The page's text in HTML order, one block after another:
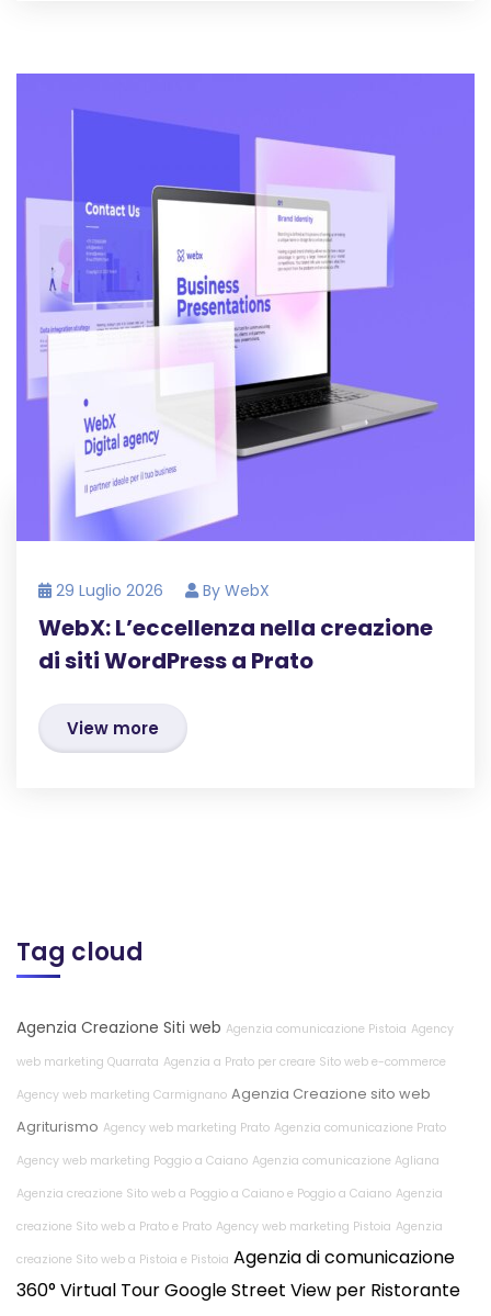
29 Luglio 2026 By WebX
WebX: L’eccellenza nella creazione
di siti WordPress a Prato
View more
Tag cloud
Agenzia Creazione Siti web Agenzia comunicazione Pistoia Agency
web marketing Quarrata Agenzia a Prato per creare Sito web e-commerce
Agency web marketing Carmignano Agenzia Creazione sito web
Agriturismo Agency web marketing Prato Agenzia comunicazione Prato
Agency web marketing Poggio a Caiano Agenzia comunicazione Agliana
Agenzia creazione Sito web a Poggio a Caiano e Poggio a Caiano Agenzia
creazione Sito web a Prato e Prato Agency web marketing Pistoia Agenzia
creazione Sito web a Pistoia e Pistoia Agenzia di comunicazione
360° Virtual Tour Google Street View per Ristorante